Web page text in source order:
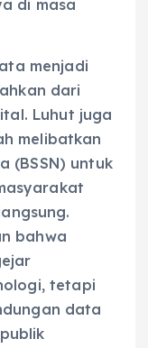
di masa
menjadi
dari
Luhut juga
melibatkan
(BSSN) untuk
bahwa
tetapi
data